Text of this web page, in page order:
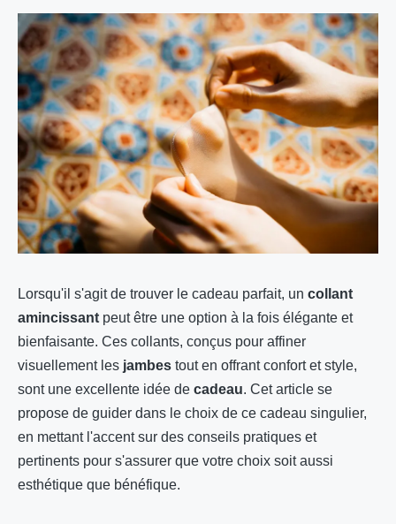
Lorsqu'il s'agit de trouver le cadeau parfait, un collant
amincissant peut être une option à la fois élégante et
bienfaisante. Ces collants, conçus pour affiner
visuellement les jambes tout en offrant confort et style,
sont une excellente idée de cadeau. Cet article se
propose de guider dans le choix de ce cadeau singulier,
en mettant l'accent sur des conseils pratiques et
pertinents pour s'assurer que votre choix soit aussi
esthétique que bénéfique.